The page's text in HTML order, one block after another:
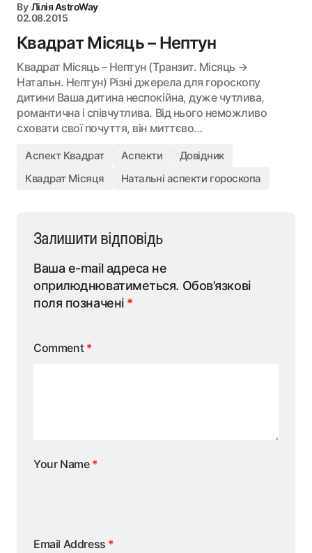
By Лілія AstroWay
02.08.2015
Квадрат Місяць – Нептун
Квадрат Місяць – Нептун (Транзит. Місяць →
Натальн. Нептун) Різні джерела для гороскопу
дитини Ваша дитина неспокійна, дуже чутлива,
романтична і співчутлива. Від нього неможливо
сховати свої почуття, він миттєво…
Аспект Квадрат Аспекти
Довідник
Квадрат Місяця
Натальні аспекти гороскопа
Залишити відповідь
Ваша e-mail адреса не
оприлюднюватиметься. Обов’язкові
поля позначені *
Comment *
Your Name *
Email Address *